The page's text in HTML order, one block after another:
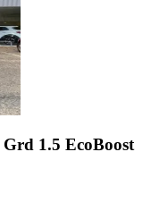
Grd 1.5 EcoBoost